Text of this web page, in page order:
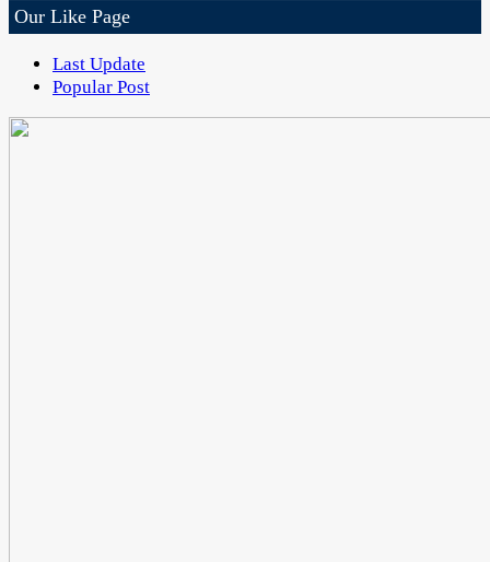
Our Like Page
Last Update
Popular Post